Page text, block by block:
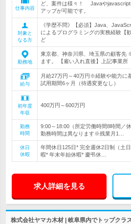
仕事内容
ど、案件は様々！ Javaやjavascript
アップが可能です。
対象と
なる方
《学歴不問》【必須】Java、
によるプログラミングの実務経験【
ど
勤務地
東京都、神奈川県、埼玉県の顧客先
ます。 【雇い入れ直後】上記事業所
給与
月給27万円～40万円※経験や能力に
試用期間6ヶ月（待遇変更なし）
初年度
年収
400万円～600万円
勤務
時間
9:00～18:00（所定労働時間8時間／
勤務時間は異なります※残業月1…
休日
休暇
年間休日125日* 完全週休2日制（土
暇* 年末年始休暇* 慶弔休…
求人詳細を見る
株式会社ヤマカ木材 | 岐阜県内でトップクラ